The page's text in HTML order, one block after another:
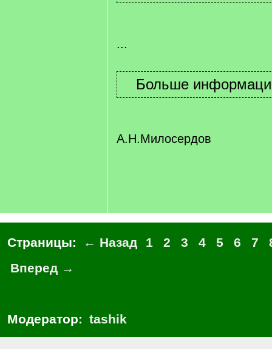
...
А.Н.Милосердов
Страницы: ← Назад 1 2 3 4 5 6 7
Вперед →
Модератор: tashik